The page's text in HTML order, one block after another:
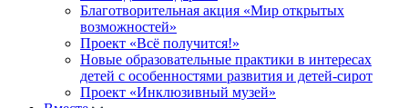
Благотворительная акция «Мир открытых
возможностей»
Проект «Всё получится!»
Новые образовательные практики в интересах
детей с особенностями развития и детей-сирот
Проект «Инклюзивный музей»